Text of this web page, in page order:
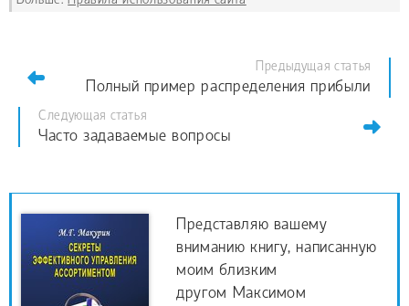
Предыдущая статья
Полный пример распределения прибыли
Следующая статья
Часто задаваемые вопросы
Представляю вашему
вниманию книгу, написанную
моим близким
другом Максимом